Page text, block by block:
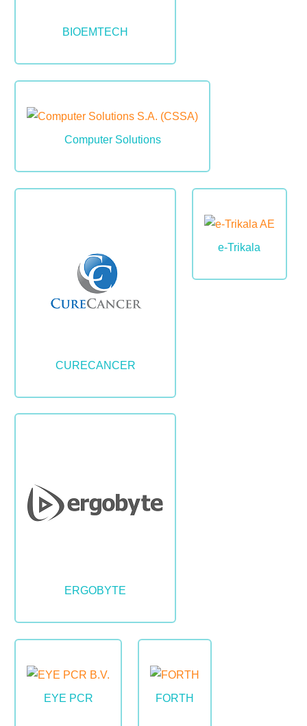
BIOEMTECH
Image
Computer Solutions
CURECANCER
Image
e-Trikala
ERGOBYTE
Image
EYE PCR
Image
FORTH